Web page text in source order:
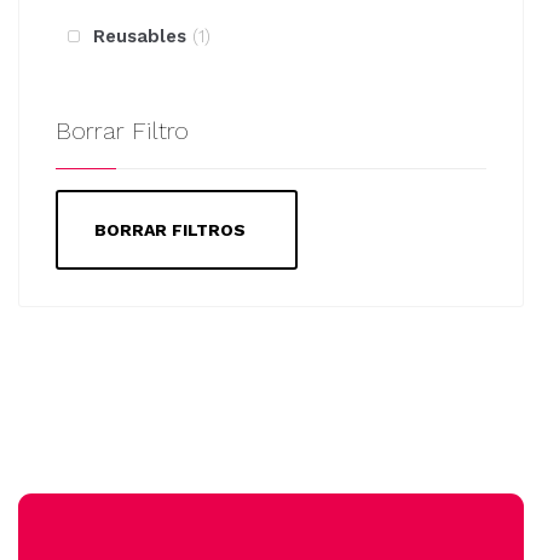
Reusables 1
Borrar Filtro
BORRAR FILTROS